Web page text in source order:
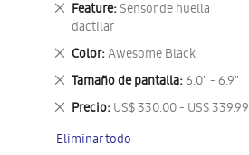
Feature Sensor de huella
dactilar
Eliminar
este
artículo
Color Awesome Black
Eliminar
este
artículo
Tamaño de pantalla 6.0" - 6.9"
Eliminar
este
artículo
Precio US$ 330.00 - US$ 339.99
Eliminar
artículo
Eliminar todo